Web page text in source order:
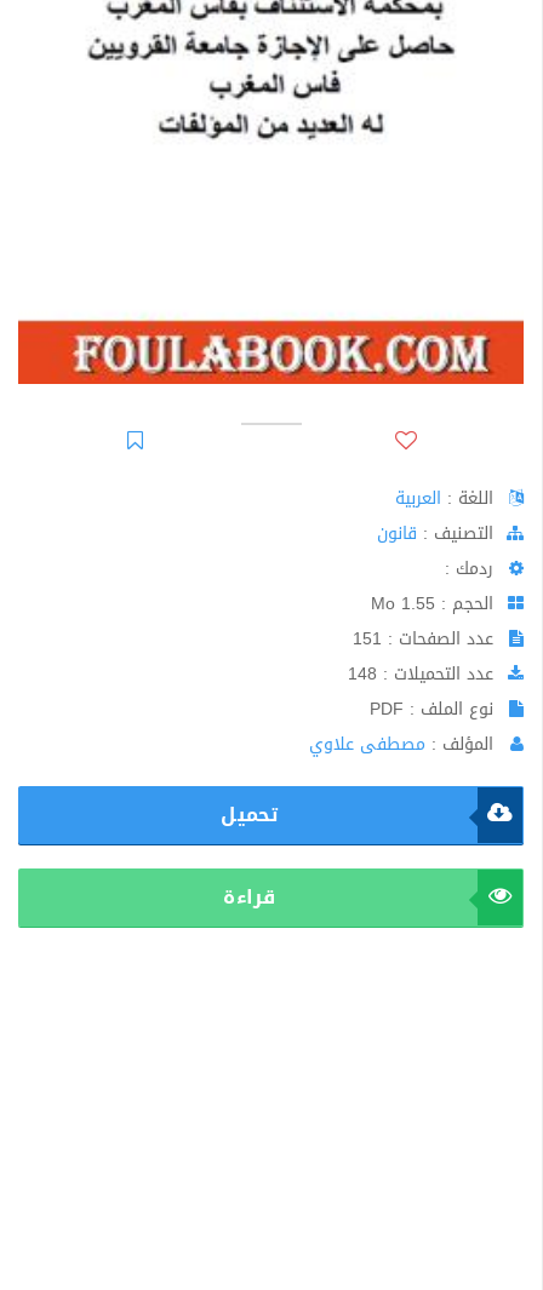
اللغة : العربية
اﻟﺘﺼﻨﻴﻒ : قانون
ردمك :
الحجم : 1.55 Mo
عدد الصفحات : 151
عدد التحميلات : 148
نوع الملف : PDF
المؤلف : مصطفى علاوي
تحميل
قراءة